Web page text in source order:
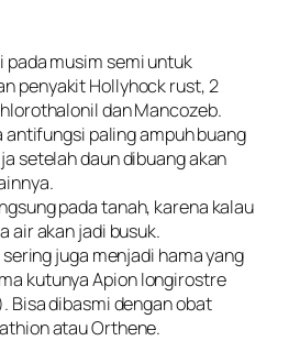
pada musim semi untuk
penyakit Hollyhock rust, 2
danMancozeb.
antifungsi paling ampuh buang
setelah daun dibuang akan
pada tanah, karena kalau
air akan jadi busuk.
juga menjadi hama yang
kutunyaApion longirostre
Bisa dibasmi dengan obat
atauOrthene.